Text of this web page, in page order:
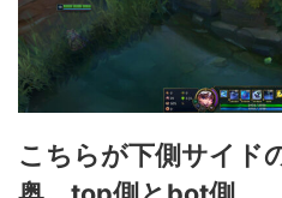
こちらが下側サイド